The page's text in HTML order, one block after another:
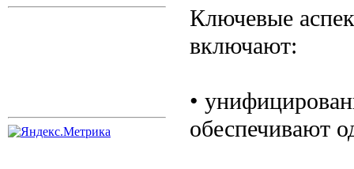
Ключевые
включают:
•
обеспечивают